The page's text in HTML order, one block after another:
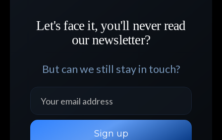
Let's face it, you'll never read
our newsletter?
But can we still stay in touch?